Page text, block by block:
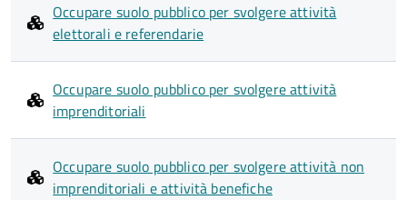
Occupare suolo pubblico per svolgere attività
elettorali e referendarie
Occupare suolo pubblico per svolgere attività
imprenditoriali
Occupare suolo pubblico per svolgere attività non
imprenditoriali e attività benefiche